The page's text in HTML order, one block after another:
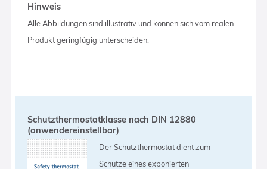
Hinweis
Alle Abbildungen sind illustrativ und können sich vom realen
Produkt geringfügig unterscheiden.
Schutzthermostatklasse nach DIN 12880
(anwendereinstellbar)
Der Schutzthermostat dient zum
Schutze eines exponierten